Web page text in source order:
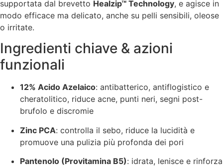
supportata dal brevetto Healzip™ Technology, e agisce in
modo efficace ma delicato, anche su pelli sensibili, oleose
o irritate.
Ingredienti chiave & azioni
funzionali
12% Acido Azelaico: antibatterico, antiflogistico e
cheratolitico, riduce acne, punti neri, segni post-
brufolo e discromie
Zinc PCA: controlla il sebo, riduce la lucidità e
promuove una pulizia più profonda dei pori
Pantenolo (Provitamina B5): idrata, lenisce e rinforza